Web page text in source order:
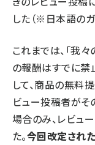
した （※ 日本語の
これまでは、「我
の報酬はすでに禁
して、商品の無料
ビュー投稿者がそ
場合のみ、レビュ
た。今回改定され